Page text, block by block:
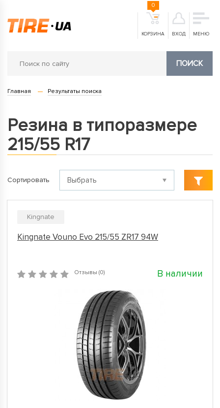
КОРЗИНА
0
ВХОД МЕНЮ
ПОИСК
Главная Результаты поиска
Резина в типоразмере
215/55 R17
Сортировать
Kingnate
Kingnate Vouno Evo 215/55 ZR17 94W
Отзывы (0) В наличии